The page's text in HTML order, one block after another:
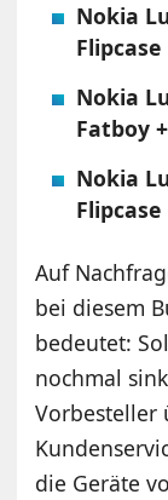
Nokia
Flipcase
Nokia
Fatboy
Nokia
Flipcase
Auf
bei diesem
bedeutet:
nochmal
Vorbesteller
die Geräte